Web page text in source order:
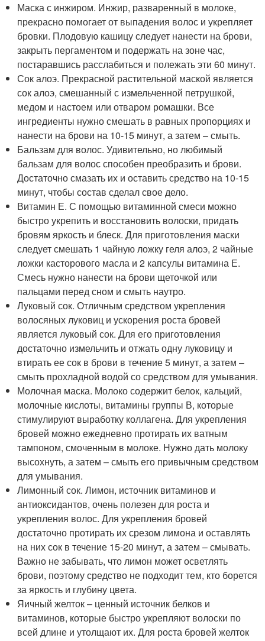
Маска с инжиром. Инжир, разваренный в молоке,
прекрасно помогает от выпадения волос и укрепляет
бровки. Плодовую кашицу следует нанести на брови,
закрыть пергаментом и подержать на зоне час,
постаравшись расслабиться и полежать эти 60 минут.
Сок алоэ. Прекрасной растительной маской является
сок алоэ, смешанный с измельченной петрушкой,
медом и настоем или отваром ромашки. Все
ингредиенты нужно смешать в равных пропорциях и
нанести на брови на 10-15 минут, а затем – смыть.
Бальзам для волос. Удивительно, но любимый
бальзам для волос способен преобразить и брови.
Достаточно смазать их и оставить средство на 10-15
минут, чтобы состав сделал свое дело.
Витамин Е. С помощью витаминной смеси можно
быстро укрепить и восстановить волоски, придать
бровям яркость и блеск. Для приготовления маски
следует смешать 1 чайную ложку геля алоэ, 2 чайные
ложки касторового масла и 2 капсулы витамина Е.
Смесь нужно нанести на брови щеточкой или
пальцами перед сном и смыть наутро.
Луковый сок. Отличным средством укрепления
волосяных луковиц и ускорения роста бровей
является луковый сок. Для его приготовления
достаточно измельчить и отжать одну луковицу и
втирать ее сок в брови в течение 5 минут, а затем –
смыть прохладной водой со средством для умывания.
Молочная маска. Молоко содержит белок, кальций,
молочные кислоты, витамины группы В, которые
стимулируют выработку коллагена. Для укрепления
бровей можно ежедневно протирать их ватным
тампоном, смоченным в молоке. Нужно дать молоку
высохнуть, а затем – смыть его привычным средством
для умывания.
Лимонный сок. Лимон, источник витаминов и
антиоксидантов, очень полезен для роста и
укрепления волос. Для укрепления бровей
достаточно протирать их срезом лимона и оставлять
на них сок в течение 15-20 минут, а затем – смывать.
Важно не забывать, что лимон может осветлять
брови, поэтому средство не подходит тем, кто борется
за яркость и глубину цвета.
Яичный желток – ценный источник белков и
витаминов, которые быстро укрепляют волоски по
всей длине и утолщают их. Для роста бровей желток